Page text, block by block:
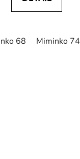
68 Miminko 74